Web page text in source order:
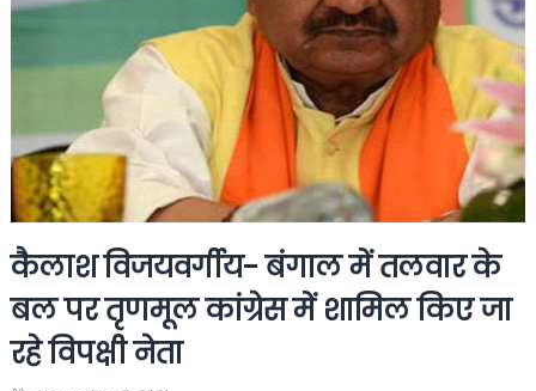
कैलाश विजयवर्गीय- बंगाल में तलवार के
बल पर तृणमूल कांग्रेस में शामिल किए जा
रहे विपक्षी नेता